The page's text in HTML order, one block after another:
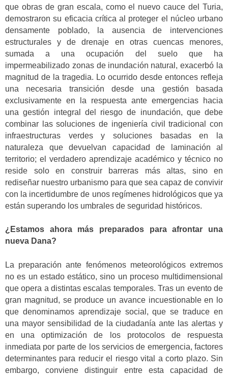
que obras de gran escala, como el nuevo cauce del Turia,
demostraron su eficacia crítica al proteger el núcleo urbano
densamente poblado, la ausencia de intervenciones
estructurales y de drenaje en otras cuencas menores,
sumada a una ocupación del suelo que ha
impermeabilizado zonas de inundación natural, exacerbó la
magnitud de la tragedia. Lo ocurrido desde entonces refleja
una necesaria transición desde una gestión basada
exclusivamente en la respuesta ante emergencias hacia
una gestión integral del riesgo de inundación, que debe
combinar las soluciones de ingeniería civil tradicional con
infraestructuras verdes y soluciones basadas en la
naturaleza que devuelvan capacidad de laminación al
territorio; el verdadero aprendizaje académico y técnico no
reside solo en construir barreras más altas, sino en
rediseñar nuestro urbanismo para que sea capaz de convivir
con la incertidumbre de unos regímenes hidrológicos que ya
están superando los umbrales de seguridad históricos.
¿Estamos ahora más preparados para afrontar una
nueva Dana?
La preparación ante fenómenos meteorológicos extremos
no es un estado estático, sino un proceso multidimensional
que opera a distintas escalas temporales. Tras un evento de
gran magnitud, se produce un avance incuestionable en lo
que denominamos aprendizaje social, que se traduce en
una mayor sensibilidad de la ciudadanía ante las alertas y
en una optimización de los protocolos de respuesta
inmediata por parte de los servicios de emergencia, factores
determinantes para reducir el riesgo vital a corto plazo. Sin
embargo, conviene distinguir entre esta capacidad de